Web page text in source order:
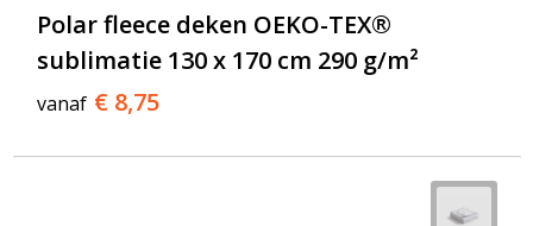
Polar fleece deken OEKO-TEX®
sublimatie 130 x 170 cm 290 g/m²
vanaf € 8,75